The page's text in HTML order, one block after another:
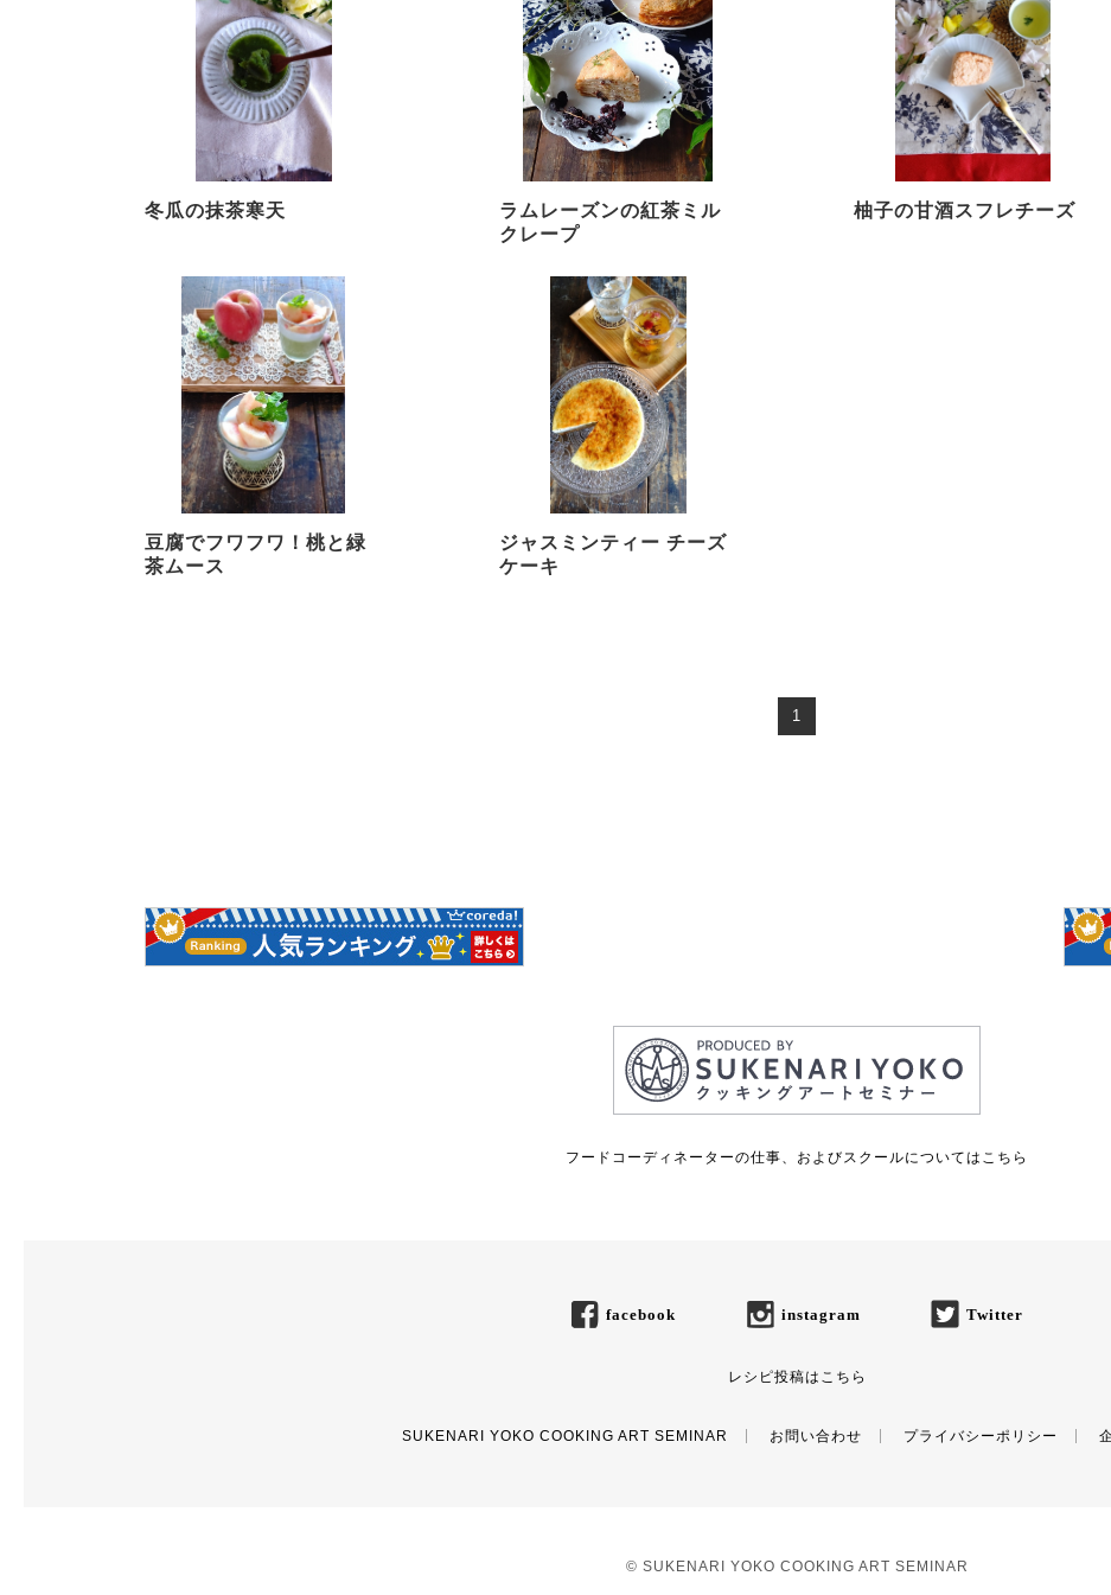
冬瓜の抹茶寒天
ラムレーズンの紅茶ミル
クレープ
柚子の甘酒スフレチーズ
豆腐でフワフワ！桃と緑
茶ムース
ジャスミンティー チーズ
ケーキ
1
フードコーディネーターの仕事、およびスクールについてはこちら
facebook instagram Twitter
レシピ投稿はこちら
SUKENARI YOKO COOKING ART SEMINAR お問い合わせ プライバシーポリシー
© SUKENARI YOKO COOKING ART SEMINAR